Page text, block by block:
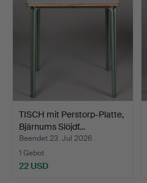
TISCH mit Perstorp-Platte,
Bjärnums Slöjdf…
Beendet 23. Jul 2026
1 Gebot
22 USD